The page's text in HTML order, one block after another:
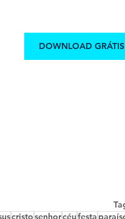
DOWNLOAD
cristosenhorcéufesta